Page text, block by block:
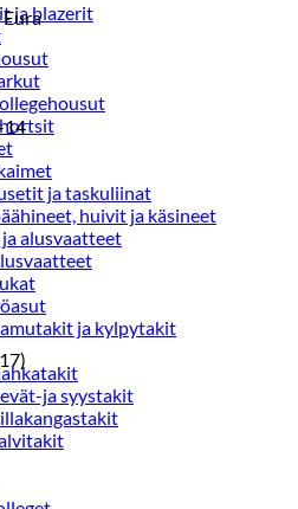
ja blazerit
ja taskuliinat
huivit ja käsineet
alusvaatteet
ja kylpytakit
ja syystakit
14